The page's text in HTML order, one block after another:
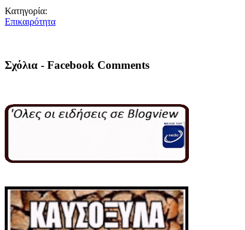
Κατηγορία:
Επικαιρότητα
Σχόλια - Facebook Comments